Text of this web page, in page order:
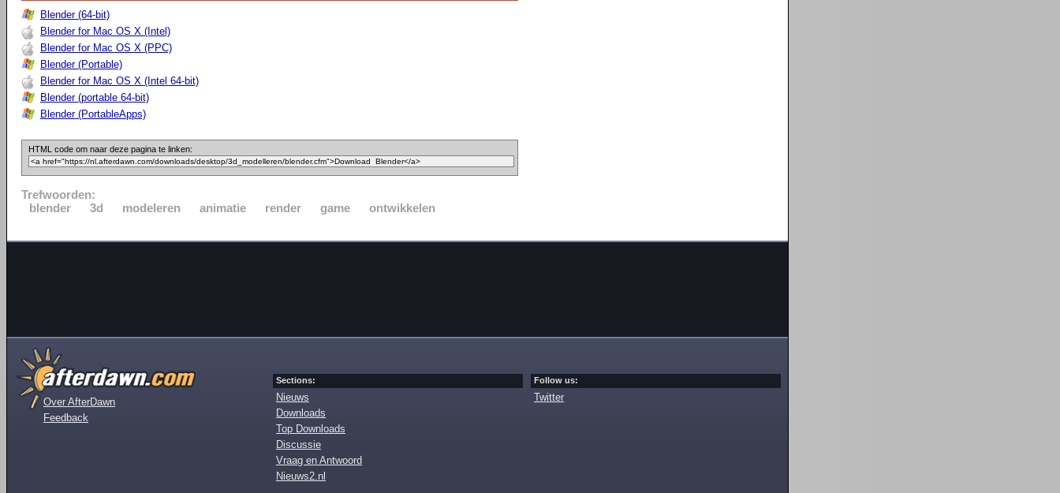
Blender (64-bit)
Blender for Mac OS X (Intel)
Blender for Mac OS X (PPC)
Blender (Portable)
Blender for Mac OS X (Intel 64-bit)
Blender (portable 64-bit)
Blender (PortableApps)
HTML code om naar deze pagina te linken:
Trefwoorden:
blender
3d modeleren animatie render game ontwikkelen
Over AfterDawn
Feedback
Sections:
Nieuws
Downloads
Top Downloads
Discussie
Vraag en Antwoord
Nieuws2.nl
Follow us:
Twitter